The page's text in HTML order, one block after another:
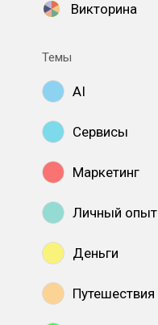
Викторина
Темы
AI
Сервисы
Маркетинг
Личный опыт
Деньги
Путешествия